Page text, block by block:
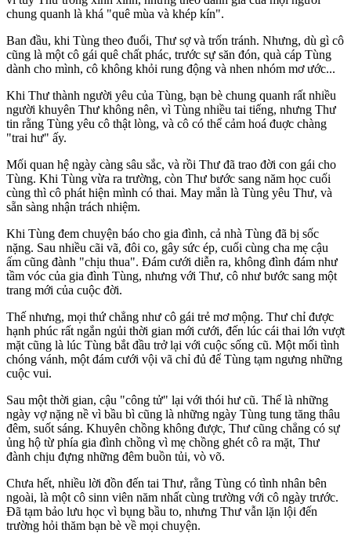
chung quanh là khá "quê mùa và khép kín".
Ban đầu, khi Tùng theo đuổi, Thư sợ và trốn tránh. Nhưng, dù gì cô
cũng là một cô gái quê chất phác, trước sự săn đón, quà cáp Tùng
dành cho mình, cô không khỏi rung động và nhen nhóm mơ ước...
Khi Thư thành người yêu của Tùng, bạn bè chung quanh rất nhiều
người khuyên Thư không nên, vì Tùng nhiều tai tiếng, nhưng Thư
tin rằng Tùng yêu cô thật lòng, và cô có thể cảm hoá đuợc chàng
"trai hư" ấy.
Mối quan hệ ngày càng sâu sắc, và rồi Thư đã trao đời con gái cho
Tùng. Khi Tùng vừa ra trường, còn Thư bước sang năm học cuối
cùng thì cô phát hiện mình có thai. May mắn là Tùng yêu Thư, và
sẵn sàng nhận trách nhiệm.
Khi Tùng đem chuyện báo cho gia đình, cả nhà Tùng đã bị sốc
nặng. Sau nhiều cãi vã, đôi co, gây sức ép, cuối cùng cha mẹ cậu
ấm cũng đành "chịu thua". Đám cưới diễn ra, không đình đám như
tầm vóc của gia đình Tùng, nhưng với Thư, cô như bước sang một
trang mới của cuộc đời.
Thế nhưng, mọi thứ chẳng như cô gái trẻ mơ mộng. Thư chỉ được
hạnh phúc rất ngắn ngủi thời gian mới cưới, đến lúc cái thai lớn vượt
mặt cũng là lúc Tùng bắt đầu trở lại với cuộc sống cũ. Một mối tình
chóng vánh, một đám cưới vội vã chỉ đủ để Tùng tạm ngưng những
cuộc vui.
Sau một thời gian, cậu "công tử" lại với thói hư cũ. Thế là những
ngày vợ nặng nề vì bầu bì cũng là những ngày Tùng tung tăng thâu
đêm, suốt sáng. Khuyên chồng không được, Thư cũng chẳng có sự
ủng hộ từ phía gia đình chồng vì mẹ chồng ghét cô ra mặt, Thư
đành chịu đựng những đêm buồn tủi, vò võ.
Chưa hết, nhiều lời đồn đến tai Thư, rằng Tùng có tình nhân bên
ngoài, là một cô sinn viên năm nhất cùng trường với cô ngày trước.
Đã tạm bảo lưu học vì bụng bầu to, nhưng Thư vẫn lặn lội đến
trường hỏi thăm bạn bè về mọi chuyện.